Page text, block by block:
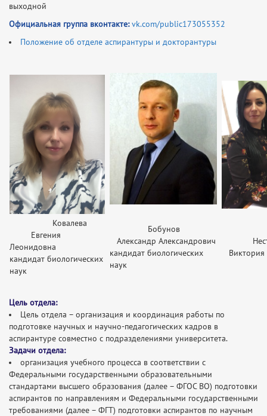
выходной
Официальная группа вконтакте: vk.com/public173055352
Положение об отделе аспирантуры и докторантуры
Ковалева
Евгения
Леонидовна
кандидат биологических
наук
Бобунов
Александр Александрович
кандидат биологических
наук
Виктория
Цель отдела:
Цель отдела – организация и координация работы по
подготовке научных и научно-педагогических кадров в
аспирантуре совместно с подразделениями университета.
Задачи отдела:
организация учебного процесса в соответствии с
Федеральными государственными образовательными
стандартами высшего образования (далее – ФГОС ВО) подготовки
аспирантов по направлениям и Федеральными государственными
требованиями (далее – ФГТ) подготовки аспирантов по научным